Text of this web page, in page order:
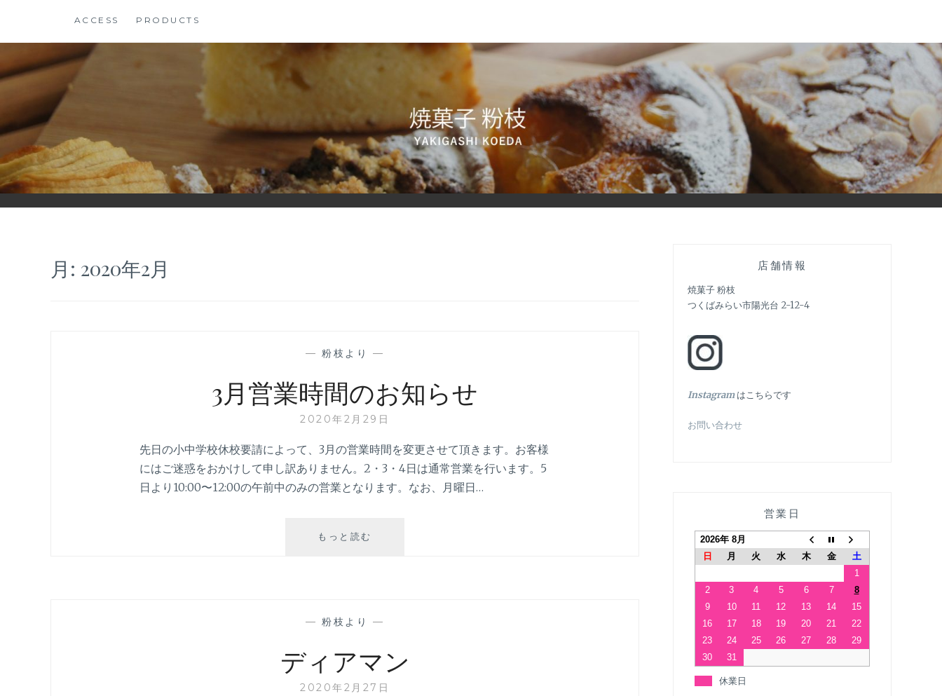
テ
ン
ツ
ス
キ
ッ
プ
ACCESS PRODUCTS
月: 2020年2月
— 粉枝より —
3月営業時間のお知らせ
2020年2月29日
先日の小中学校休校要請によって、3月の営業時間を変更させて頂きます。お客様
にはご迷惑をおかけして申し訳ありません。2・3・4日は通常営業を行います。5
日より10:00〜12:00の午前中のみの営業となります。なお、月曜日…
もっと読む
知
ら
せ
— 粉枝より —
ディアマン
2020年2月27日
店舗情報
焼菓子 粉枝
つくばみらい市陽光台 2-12-4
Instagramはこちらです
お問い合わせ
営業日
2026年 8月
日
月 火 水 木 金
土
1
2
3 4 5 6 7
8
9
10 11 12 13 14
15
16
17 18 19 20 21
22
23
24 25 26 27 28
29
30
31
休業日